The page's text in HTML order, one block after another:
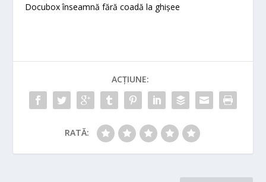
Docubox înseamnă fără coadă la ghișee
ACȚIUNE:
RATĂ: